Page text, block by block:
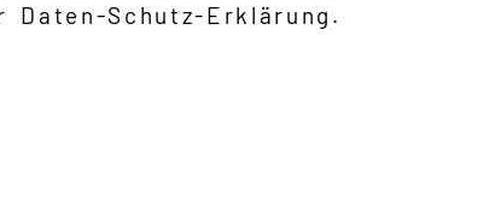
Schutz-Erklärung.